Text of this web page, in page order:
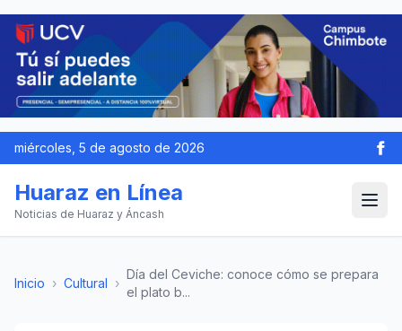
miércoles, 5 de agosto de 2026
Huaraz en Línea
Noticias de Huaraz y Áncash
Inicio › Cultural ›
Día del Ceviche: conoce cómo se prepara
el plato b...